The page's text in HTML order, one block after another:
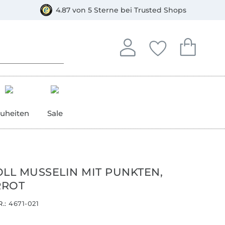
4.87 von 5 Sterne bei Trusted Shops
Anmelden
In deinem Konto
Deine
Du hast keine
Dein
Du hast
Sale
MUSSELIN MIT PUNKTEN,
4671-021